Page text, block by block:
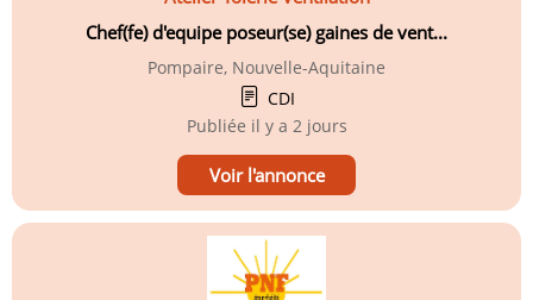
Chef(fe) d'equipe poseur(se) gaines de vent...
Pompaire, Nouvelle-Aquitaine
CDI
Publiée il y a 2 jours
Voir l'annonce